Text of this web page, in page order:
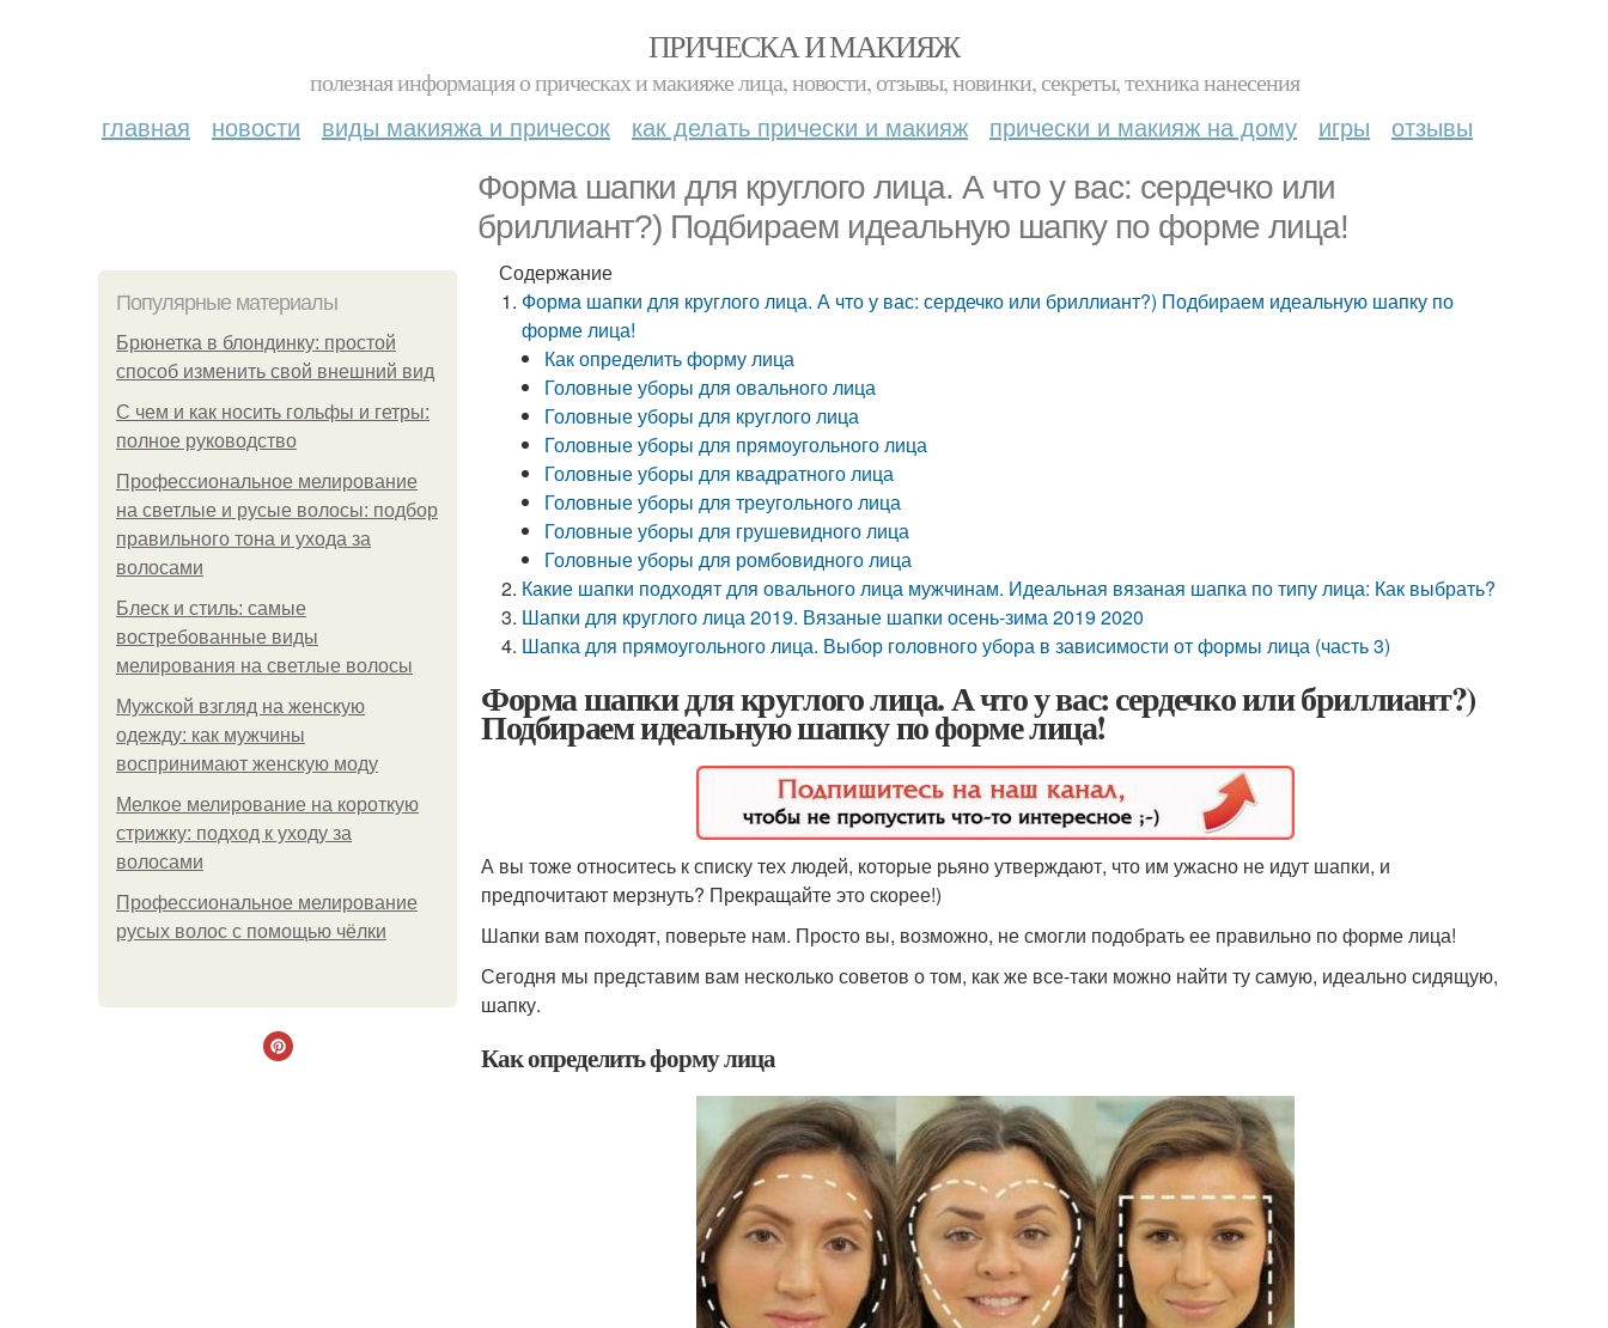
ПРИЧЕСКА И МАКИЯЖ
полезная информация о прическах и макияже лица, новости, отзывы, новинки, секреты, техника нанесения
главная новости виды макияжа и причесок как делать прически и макияж прически и макияж на дому игры отзывы
Форма шапки для круглого лица. А что у вас: сердечко или
бриллиант?) Подбираем идеальную шапку по форме лица!
Популярные материалы
Брюнетка в блондинку: простой
способ изменить свой внешний вид
С чем и как носить гольфы и гетры:
полное руководство
Профессиональное мелирование
на светлые и русые волосы: подбор
правильного тона и ухода за
волосами
Блеск и стиль: самые
востребованные виды
мелирования на светлые волосы
Мужской взгляд на женскую
одежду: как мужчины
воспринимают женскую моду
Мелкое мелирование на короткую
стрижку: подход к уходу за
волосами
Профессиональное мелирование
русых волос с помощью чёлки
Содержание
Форма шапки для круглого лица. А что у вас: сердечко или бриллиант?) Подбираем идеальную шапку по
форме лица!
Как определить форму лица
Головные уборы для овального лица
Головные уборы для круглого лица
Головные уборы для прямоугольного лица
Головные уборы для квадратного лица
Головные уборы для треугольного лица
Головные уборы для грушевидного лица
Головные уборы для ромбовидного лица
Какие шапки подходят для овального лица мужчинам. Идеальная вязаная шапка по типу лица: Как выбрать?
Шапки для круглого лица 2019. Вязаные шапки осень-зима 2019 2020
Шапка для прямоугольного лица. Выбор головного убора в зависимости от формы лица (часть 3)
Форма шапки для круглого лица. А что у вас: сердечко или бриллиант?)
Подбираем идеальную шапку по форме лица!
А вы тоже относитесь к списку тех людей, которые рьяно утверждают, что им ужасно не идут шапки, и
предпочитают мерзнуть? Прекращайте это скорее!)
Шапки вам походят, поверьте нам. Просто вы, возможно, не смогли подобрать ее правильно по форме лица!
Сегодня мы представим вам несколько советов о том, как же все-таки можно найти ту самую, идеально сидящую,
шапку.
Как определить форму лица